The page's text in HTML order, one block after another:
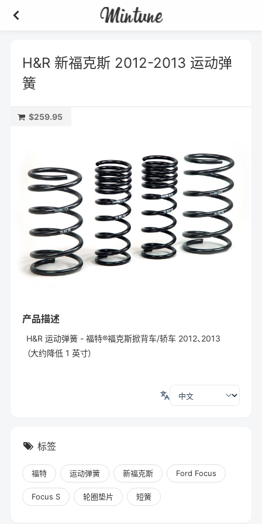
H&R 新福克斯 2012-2013 运动弹
簧
$259.95
产品描述
H&R 运动弹簧 - 福特®福克斯掀背车/轿车 2012、2013
（大约降低 1 英寸）
标签
福特 运动弹簧 新福克斯 Ford Focus
Focus S 轮圈垫片 短簧